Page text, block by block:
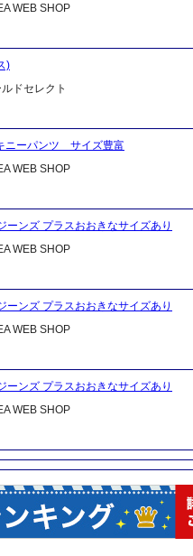
WEB SHOP
)
ドセレクト
ニーパンツ サイズ豊富
WEB SHOP
ーンズ プラスおおきなサイズあり
WEB SHOP
ーンズ プラスおおきなサイズあり
WEB SHOP
ーンズ プラスおおきなサイズあり
WEB SHOP